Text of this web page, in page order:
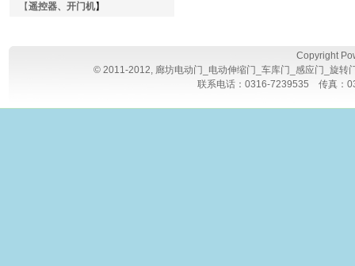
【遥控器、开门机】
Copyright
© 2011-2012, 廊坊电动门_电动伸缩门_车库门_感应门_旋转
联系电话：0316-7239535 传真：